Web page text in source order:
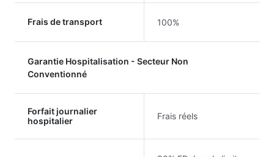
Frais de transport 100%
Garantie Hospitalisation - Secteur Non
Conventionné
Forfait journalier
hospitalier
Frais réels